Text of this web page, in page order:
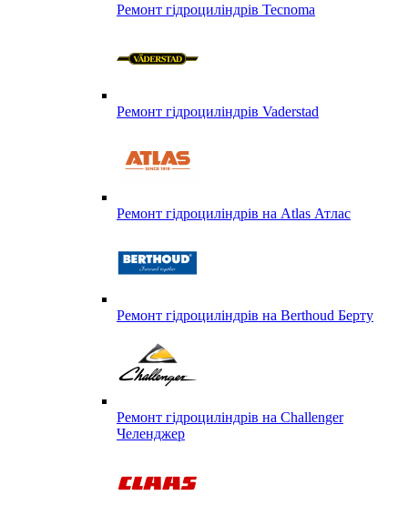
Ремонт гідроциліндрів Tecnoma
Ремонт гідроциліндрів Vaderstad
Ремонт гідроциліндрів на Atlas Атлас
Ремонт гідроциліндрів на Berthoud Берту
Ремонт гідроциліндрів на Challenger
Челенджер